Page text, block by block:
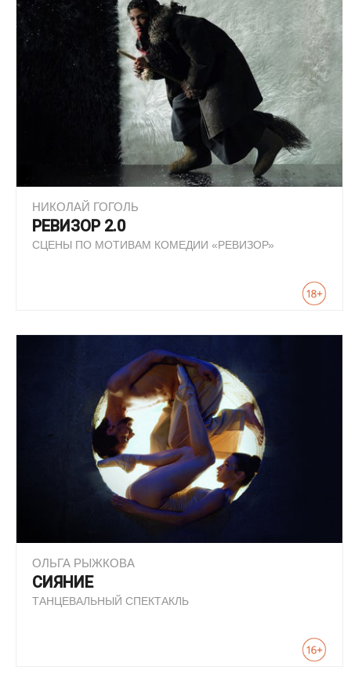
НИКОЛАЙ ГОГОЛЬ
РЕВИЗОР 2.0
СЦЕНЫ ПО МОТИВАМ КОМЕДИИ «РЕВИЗОР»
ОЛЬГА РЫЖКОВА
СИЯНИЕ
ТАНЦЕВАЛЬНЫЙ СПЕКТАКЛЬ